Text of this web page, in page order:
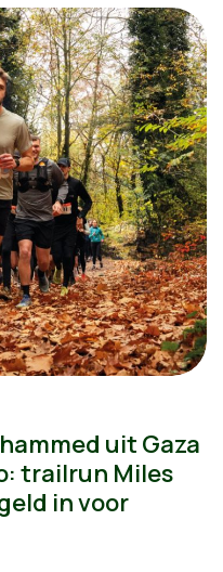
uit Gaza
trailrun Miles
in voor